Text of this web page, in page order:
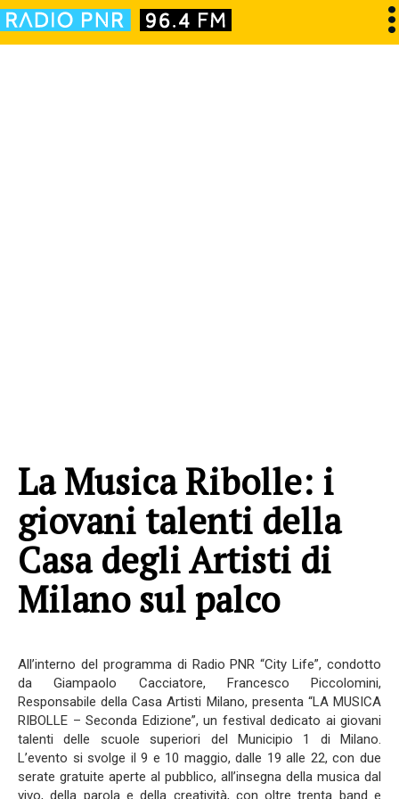
La Musica Ribolle: i
giovani talenti della
Casa degli Artisti di
Milano sul palco
All’interno del programma di Radio PNR “City Life”, condotto
da Giampaolo Cacciatore, Francesco Piccolomini,
Responsabile della Casa Artisti Milano, presenta “LA MUSICA
RIBOLLE – Seconda Edizione”, un festival dedicato ai giovani
talenti delle scuole superiori del Municipio 1 di Milano.
L’evento si svolge il 9 e 10 maggio, dalle 19 alle 22, con due
serate gratuite aperte al pubblico, all’insegna della musica dal
vivo, della parola e della creatività, con oltre trenta band e